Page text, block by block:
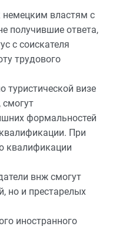
властям с
получившие ответа,
с соискателя
трудового
туристической визе
формальностей
При
квалификации
внж смогут
но и престарелых
иностранного